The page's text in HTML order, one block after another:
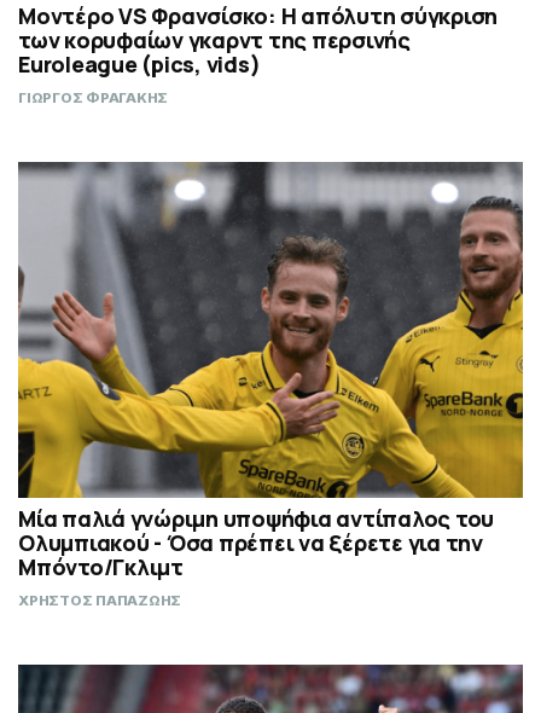
Μοντέρο VS Φρανσίσκο: Η απόλυτη σύγκριση
των κορυφαίων γκαρντ της περσινής
Euroleague (pics, vids)
ΓΙΩΡΓΟΣ ΦΡΑΓΑΚΗΣ
Μία παλιά γνώριμη υποψήφια αντίπαλος του
Ολυμπιακού - Όσα πρέπει να ξέρετε για την
Μπόντο/Γκλιμτ
ΧΡΗΣΤΟΣ ΠΑΠΑΖΩΗΣ